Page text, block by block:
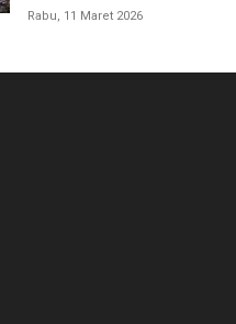
Rabu, 11 Maret 2026